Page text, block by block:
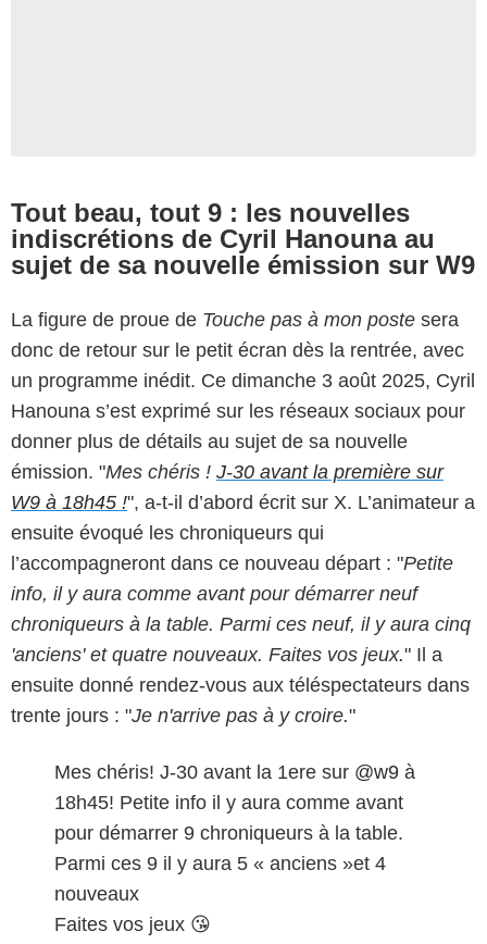
Tout beau, tout 9 : les nouvelles
indiscrétions de Cyril Hanouna au
sujet de sa nouvelle émission sur W9
La figure de proue de Touche pas à mon poste sera
donc de retour sur le petit écran dès la rentrée, avec
un programme inédit. Ce dimanche 3 août 2025, Cyril
Hanouna s’est exprimé sur les réseaux sociaux pour
donner plus de détails au sujet de sa nouvelle
émission. "Mes chéris ! J-30 avant la première sur
W9 à 18h45 !", a-t-il d’abord écrit sur X. L’animateur a
ensuite évoqué les chroniqueurs qui
l’accompagneront dans ce nouveau départ : "Petite
info, il y aura comme avant pour démarrer neuf
chroniqueurs à la table. Parmi ces neuf, il y aura cinq
'anciens' et quatre nouveaux. Faites vos jeux." Il a
ensuite donné rendez-vous aux téléspectateurs dans
trente jours : "Je n'arrive pas à y croire."
Mes chéris! J-30 avant la 1ere sur @w9 à
18h45! Petite info il y aura comme avant
pour démarrer 9 chroniqueurs à la table.
Parmi ces 9 il y aura 5 « anciens »et 4
nouveaux
Faites vos jeux 😘